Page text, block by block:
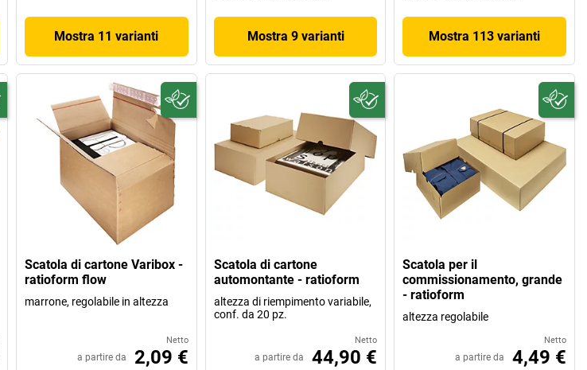
Mostra 11 varianti Mostra 9 varianti Mostra 113 varianti
Scatola di cartone Varibox -
ratioform flow
marrone, regolabile in altezza
Netto
a partire da 2,09 €
Scatola di cartone
automontante - ratioform
altezza di riempimento variabile,
conf. da 20 pz.
Netto
a partire da 44,90 €
Scatola per il
commissionamento, grande
- ratioform
altezza regolabile
Netto
a partire da 4,49 €